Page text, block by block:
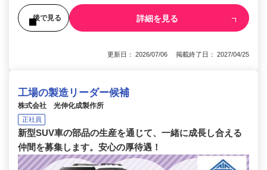
後で見る 詳細を見る
更新日： 2026/07/06 掲載終了日： 2027/04/25
工場の製造リーダー候補
株式会社 光伸化成製作所
正社員
新型SUV車の部品の生産を通じて、一緒に成長し合える
仲間を募集します。安心の厚待遇！